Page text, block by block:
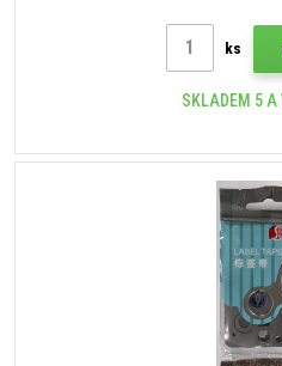
ks
SKLADEM 5 A